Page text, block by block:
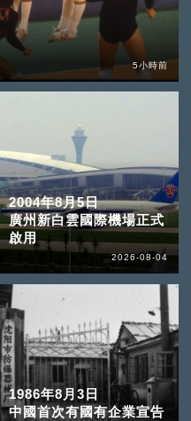
5小時前
2004年8月5日
廣州新白雲國際機場正式
啟用
2026-08-04
1986年8月3日
中國首次有國有企業宣告